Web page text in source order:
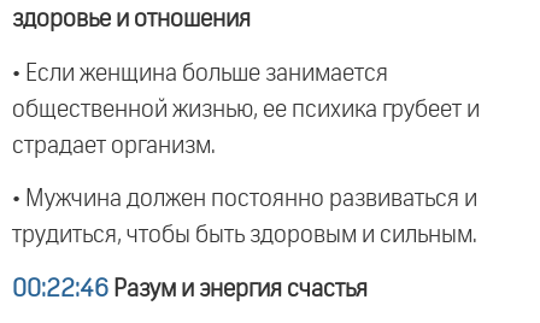
здоровье и отношения
• Если женщина больше занимается
общественной жизнью, ее психика грубеет и
страдает организм.
• Мужчина должен постоянно развиваться и
трудиться, чтобы быть здоровым и сильным.
00:22:46 Разум и энергия счастья